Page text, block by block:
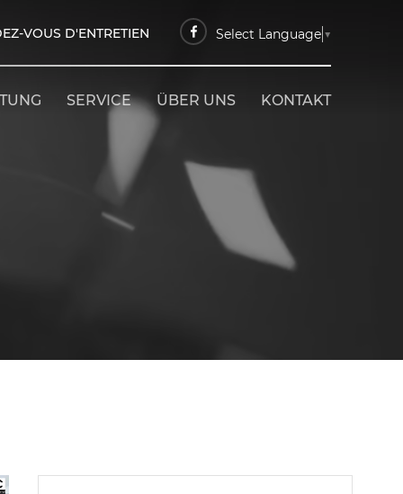
VOUS D'ENTRETIEN Select Language ▼
SERVICE ÜBER UNS KONTAKT